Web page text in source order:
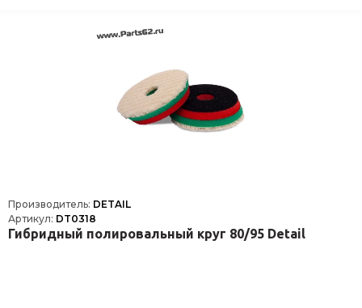
Производитель: DETAIL
Артикул: DT0318
Гибридный полировальный круг 80/95 Detail